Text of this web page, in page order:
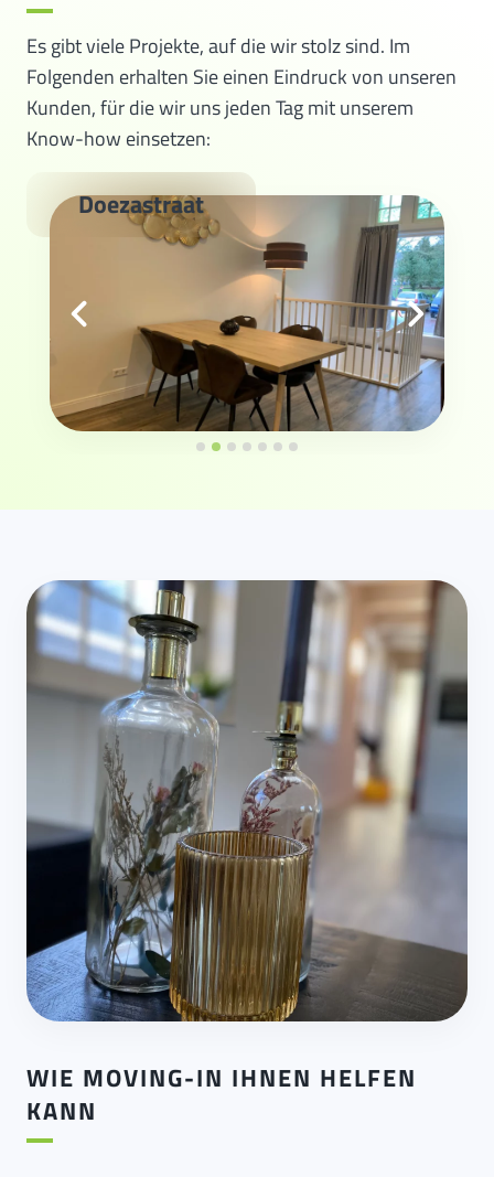
Es gibt viele Projekte, auf die wir stolz sind. Im
Folgenden erhalten Sie einen Eindruck von unseren
Kunden, für die wir uns jeden Tag mit unserem
Know-how einsetzen:
Doezastraat
WIE MOVING-IN IHNEN HELFEN
KANN